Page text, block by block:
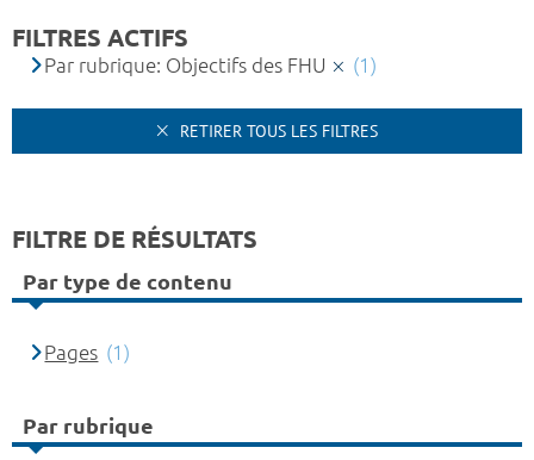
FILTRES ACTIFS
Par rubrique: Objectifs des FHU (1)
RETIRER TOUS LES FILTRES
FILTRE DE RÉSULTATS
Par type de contenu
Pages (1)
Par rubrique